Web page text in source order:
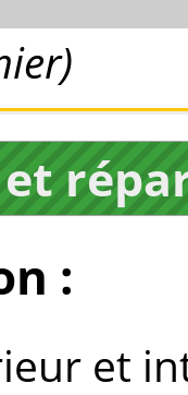
et
:
et